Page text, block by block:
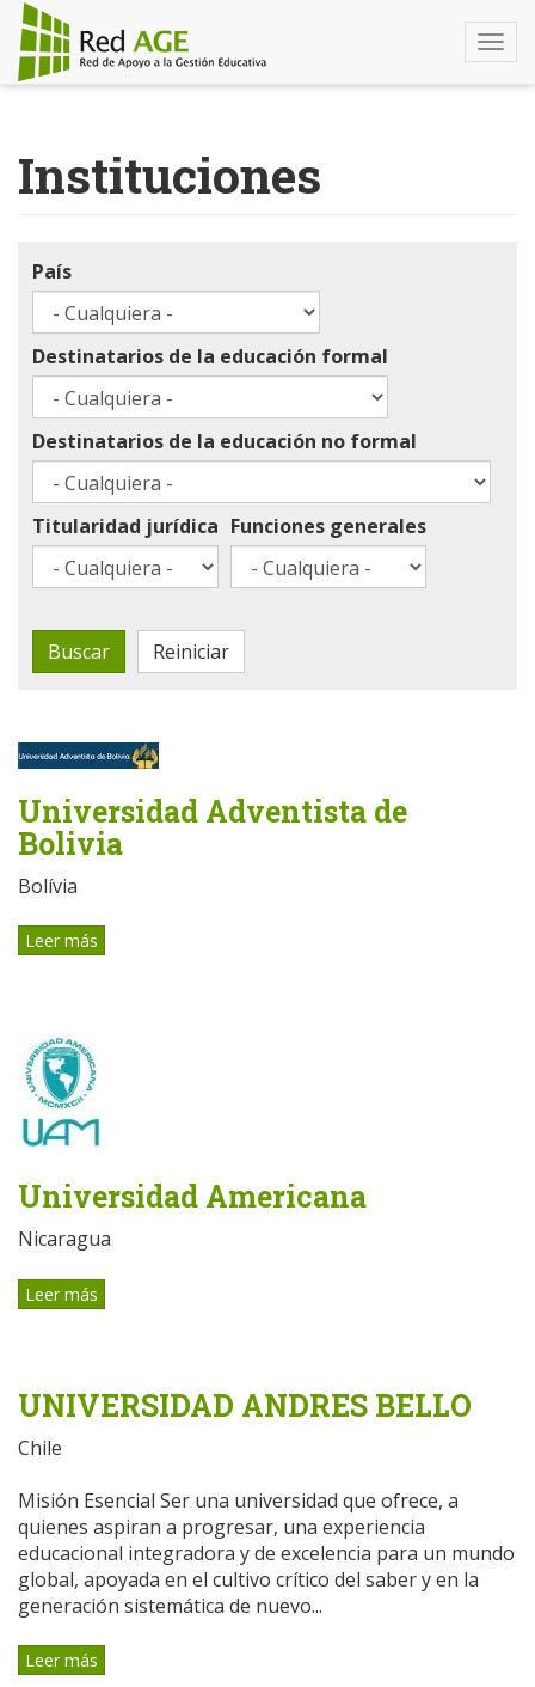
contenido
principal
Instituciones
País
Destinatarios de la educación formal
Destinatarios de la educación no formal
Titularidad jurídica Funciones generales
Buscar Reiniciar
Universidad Adventista de
Bolivia
Bolívia
Leer más
Universidad Americana
Nicaragua
Leer más
UNIVERSIDAD ANDRES BELLO
Chile
Misión Esencial Ser una universidad que ofrece, a
quienes aspiran a progresar, una experiencia
educacional integradora y de excelencia para un mundo
global, apoyada en el cultivo crítico del saber y en la
generación sistemática de nuevo...
Leer más